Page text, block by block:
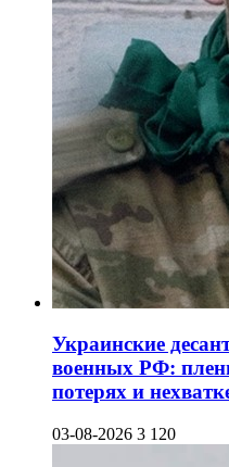
Украинские
военных РФ:
потерях и
03-08-2026 3 120